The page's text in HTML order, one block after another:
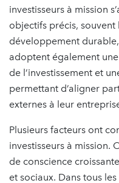
investisseurs à mission
objectifs précis,
développement
adoptent également
de l’investissement et
permettant d’aligner
externes à leur
Plusieurs facteurs ont
investisseurs à mission.
de conscience
et sociaux. Dans tous